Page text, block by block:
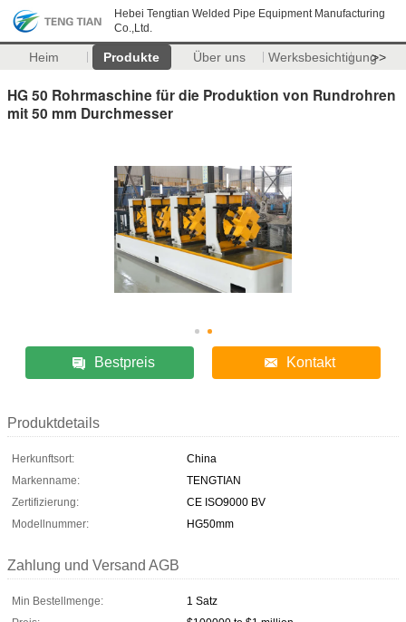
Hebei Tengtian Welded Pipe Equipment Manufacturing
Co.,Ltd.
Heim Produkte Über uns Werksbesichtigung>>
HG 50 Rohrmaschine für die Produktion von Rundrohren
mit 50 mm Durchmesser
Bestpreis Kontakt
Produktdetails
Herkunftsort:
China
Markenname:
TENGTIAN
Zertifizierung:
CE ISO9000 BV
Modellnummer:
HG50mm
Zahlung und Versand AGB
Min Bestellmenge:
1 Satz